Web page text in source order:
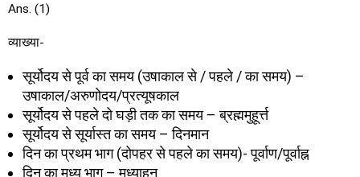
Ans. (1)
व्याख्या-
सूर्योदय से पूर्व का समय (उषाकाल से / पहले / का समय) –
उषाकाल/अरुणोदय/प्रत्यूषकाल
सूर्योदय से पहले दो घड़ी तक का समय – ब्रह्ममुहूर्त्त
सूर्योदय से सूर्यास्त का समय – दिनमान
दिन का प्रथम भाग (दोपहर से पहले का समय)- पूर्वाण/पूर्वाह्न
दिन का मध्य भाग – मध्याहून